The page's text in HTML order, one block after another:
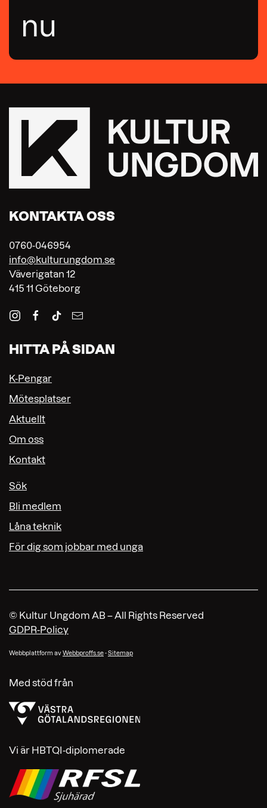
nu
KONTAKTA OSS
0760-046954
info@kulturungdom.se
Väverigatan 12
415 11 Göteborg
HITTA PÅ SIDAN
K-Pengar
Mötesplatser
Aktuellt
Om oss
Kontakt
Sök
Bli medlem
Låna teknik
För dig som jobbar med unga
© Kultur Ungdom AB – All Rights Reserved
GDPR-Policy
Webbplattform avWebbproffs.se-Sitemap
Med stöd från
Vi är HBTQI-diplomerade